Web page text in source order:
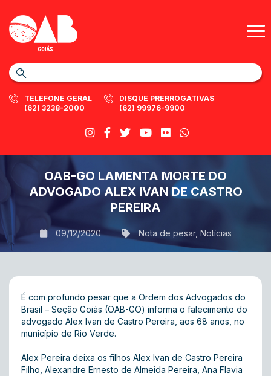
TELEFONE GERAL
(62) 3238-2000
DISQUE PRERROGATIVAS
(62) 99976-9900
OAB-GO LAMENTA MORTE DO
ADVOGADO ALEX IVAN DE CASTRO
PEREIRA
09/12/2020 Nota de pesar, Notícias
É com profundo pesar que a Ordem dos Advogados do
Brasil – Seção Goiás (OAB-GO) informa o falecimento do
advogado Alex Ivan de Castro Pereira, aos 68 anos, no
município de Rio Verde.
Alex Pereira deixa os filhos Alex Ivan de Castro Pereira
Filho, Alexandre Ernesto de Almeida Pereira, Ana Flavia